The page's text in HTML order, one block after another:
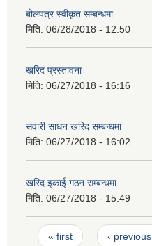
बोलपत्र स्वीकृत सम्बन्धमा
मिति: 06/28/2018 - 12:50
खरिद प्रस्तावना
मिति: 06/27/2018 - 16:16
सवारी साधन खरिद सम्बन्धमा
मिति: 06/27/2018 - 16:02
खरिद इकाई गठन सम्बन्धमा
मिति: 06/27/2018 - 15:49
Pages
« first ‹ previous